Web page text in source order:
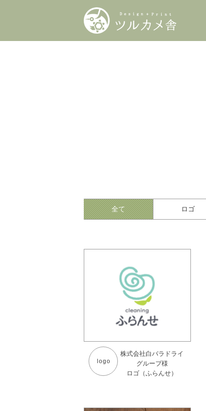
全て ロゴ
logo
株式会社白バラドライ
グループ様
ロゴ（ふらんせ）